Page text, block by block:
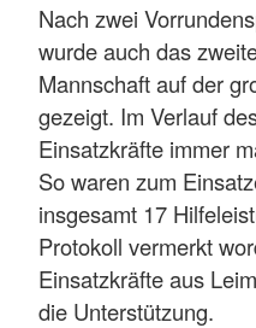
Nach zwei
wurde auch das
Mannschaft auf der
gezeigt. Im Verlauf
Einsatzkräfte immer
So waren zum
insgesamt 17
Protokoll vermerkt
Einsatzkräfte aus
die Unterstützung.